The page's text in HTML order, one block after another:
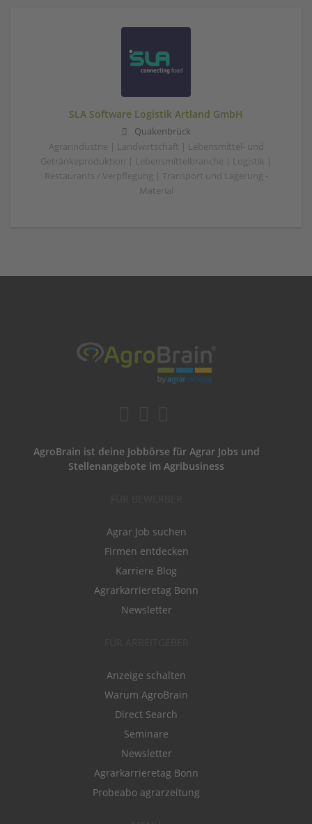
SLA Software Logistik Artland GmbH
Quakenbrück
Agrarindustrie | Landwirtschaft | Lebensmittel- und
Getränkeproduktion | Lebensmittelbranche | Logistik |
Restaurants / Verpflegung | Transport und Lagerung -
Material
AgroBrain ist deine Jobbörse für Agrar Jobs und
Stellenangebote im Agribusiness
Agrar Job suchen
Firmen entdecken
Karriere Blog
Agrarkarrieretag Bonn
Newsletter
Anzeige schalten
Warum AgroBrain
Direct Search
Seminare
Newsletter
Agrarkarrieretag Bonn
Probeabo agrarzeitung